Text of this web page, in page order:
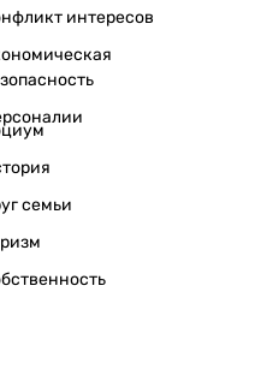
интересов
семьи